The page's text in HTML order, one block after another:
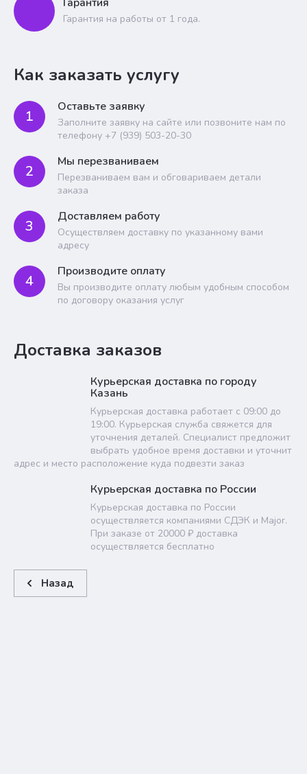
Гарантия на работы от 1 года.
Как заказать услугу
1
Оставьте заявку
Заполните заявку на сайте или позвоните нам по
телефону +7 (939) 503-20-30
2
Мы перезваниваем
Перезваниваем вам и обговариваем детали
заказа
3
Доставляем работу
Осуществляем доставку по указанному вами
адресу
4
Производите оплату
Вы производите оплату любым удобным способом
по договору оказания услуг
Доставка заказов
Курьерская доставка по городу
Казань
Курьерская доставка работает с 09:00 до
19:00. Курьерская служба свяжется для
уточнения деталей. Специалист предложит
выбрать удобное время доставки и уточнит
адрес и место расположение куда подвезти заказ
Курьерская доставка по России
Курьерская доставка по России
осуществляется компаниями СДЭК и Major.
При заказе от 20000 ₽ доставка
осуществляется бесплатно
Назад